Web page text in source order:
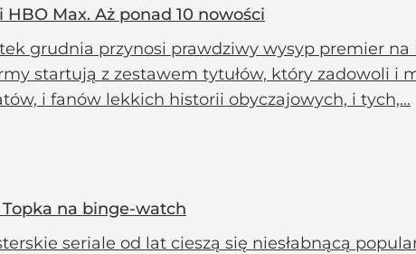
Max. Aż ponad 10 nowości
grudnia przynosi prawdziwy wysyp premier
startują z zestawem tytułów, który zadowoli i
i fanów lekkich historii obyczajowych, i tych,...
na binge-watch
seriale od lat cieszą się niesłabnącą